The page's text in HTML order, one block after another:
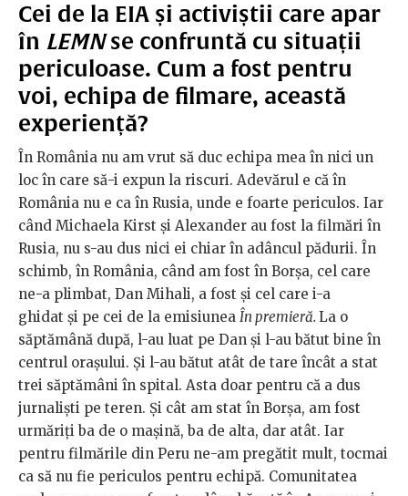
Cei de la EIA și activiștii care apar
în LEMNse confruntă cu situații
periculoase. Cum a fost pentru
voi, echipa de filmare, această
experiență?
În România nu am vrut să duc echipa mea în nici un
loc în care să-i expun la riscuri. Adevărul e că în
România nu e ca în Rusia, unde e foarte periculos. Iar
când Michaela Kirst și Alexander au fost la filmări în
Rusia, nu s-au dus nici ei chiar în adâncul pădurii. În
schimb, în România, când am fost în Borșa, cel care
ne-a plimbat, Dan Mihali, a fost și cel care i-a
ghidat și pe cei de la emisiunea În premieră. La o
săptămână după, l-au luat pe Dan și l-au bătut bine în
centrul orașului. Și l-au bătut atât de tare încât a stat
trei săptămâni în spital. Asta doar pentru că a dus
jurnaliști pe teren. Și cât am stat în Borșa, am fost
urmăriți ba de o mașină, ba de alta, dar atât. Iar
pentru filmările din Peru ne-am pregătit mult, tocmai
ca să nu fie periculos pentru echipă. Comunitatea